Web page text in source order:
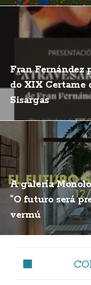
Fran Fernández
do XIX Certame
Sisargas
A galería
"O futuro será
vermú